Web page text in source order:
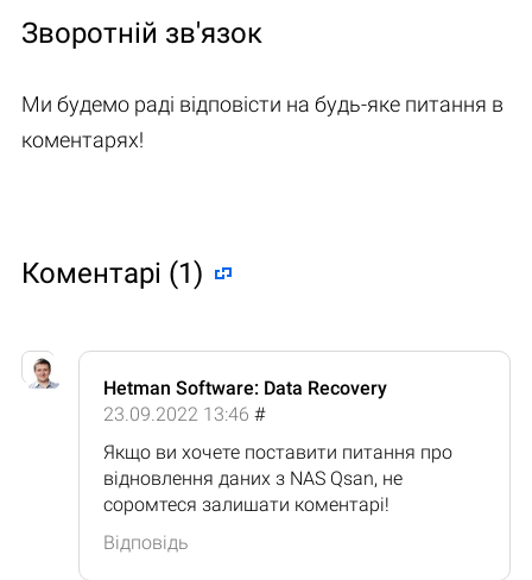
Зворотній зв'язок
Ми будемо раді відповісти на будь-яке питання в
коментарях!
Коментарі (1)
Hetman Software: Data Recovery
23.09.2022 13:46 #
Якщо ви хочете поставити питання про
відновлення даних з NAS Qsan, не
соромтеся залишати коментарі!
Відповідь